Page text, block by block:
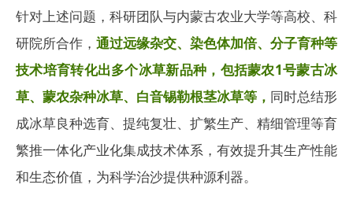
针对上述问题，科研团队与内蒙古农业大学等高校、科
研院所合作， 通过远缘杂交、染色体加倍、分子育种等
技术培育转化出多个冰草新品种，包括蒙农1号蒙古冰
草、蒙农杂种冰草、白音锡勒根茎冰草等， 同时总结形
成冰草良种选育、提纯复壮、扩繁生产、精细管理等育
繁推一体化产业化集成技术体系，有效提升其生产性能
和生态价值，为科学治沙提供种源利器。